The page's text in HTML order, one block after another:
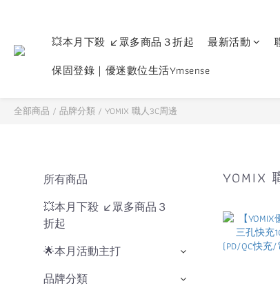
💥本月下殺 ↙眾多商品３折起 最新活動
保固登錄｜優迷數位生活Ymsense
全部商品 / 品牌分類 / YOMIX 職人3C周邊
所有商品
💥本月下殺 ↙眾多商品３
折起
🌟本月活動主打
品牌分類
YOMIX